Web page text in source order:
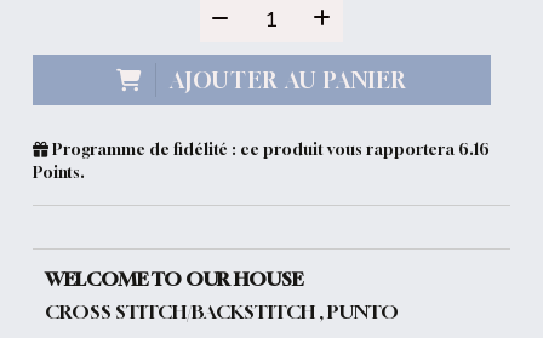
AJOUTER AU PANIER
Programme de fidélité : ce produit vous rapportera 6.16
Points.
WELCOME TO OUR HOUSE
CROSS STITCH/BACKSTITCH , PUNTO